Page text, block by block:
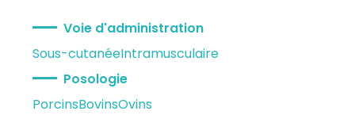
Voie d'administration
Sous-cutanéeIntramusculaire
Posologie
PorcinsBovinsOvins